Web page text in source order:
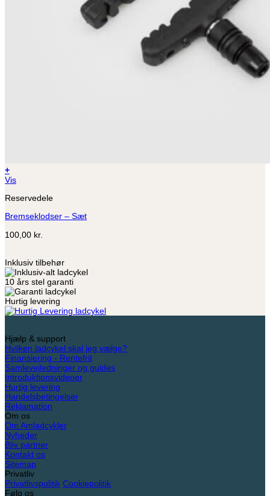
+
Vis
Reservedele
Bremseklodser – Sæt
100,00 kr.
Inklusiv tilbehør
10 års stel garanti
Hurtig levering
Hjælp & support
Hvilken ladcykel skal jeg vælge?
Finansiering - Rentefrit
Samlevejledninger og guides
Introduktionsvideoer
Hurtig levering
Handelsbetingelser
Reklamation
Om os
Om Amladcykler
Nyheder
Bliv partner
Kontakt os
Sitemap
Privatliv
Privatlivspolitik Cookiepolitik
Følg os